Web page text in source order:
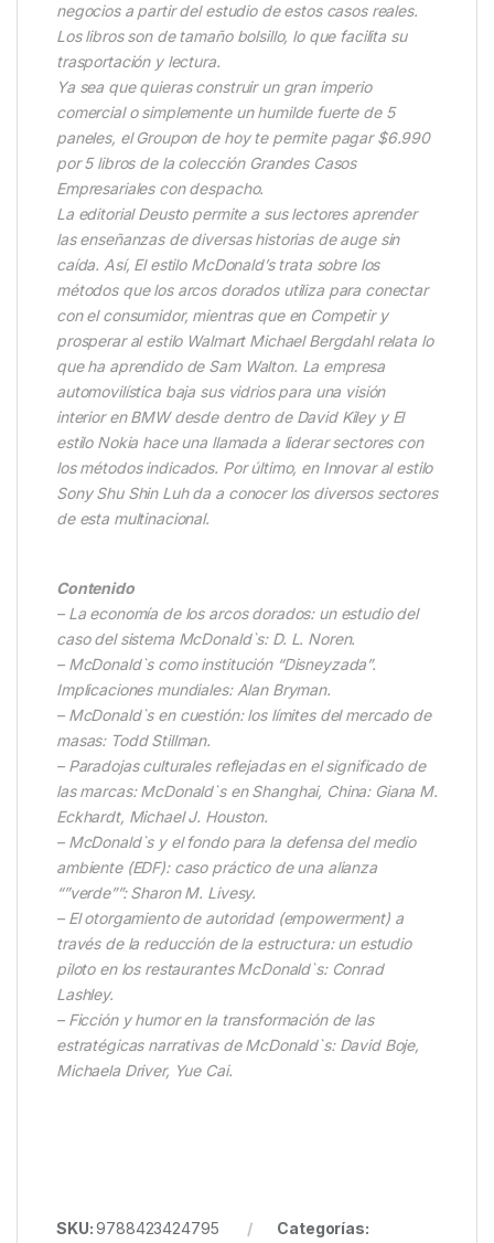
negocios a partir del estudio de estos casos reales.
Los libros son de tamaño bolsillo, lo que facilita su
trasportación y lectura.
Ya sea que quieras construir un gran imperio
comercial o simplemente un humilde fuerte de 5
paneles, el Groupon de hoy te permite pagar $6.990
por 5 libros de la colección Grandes Casos
Empresariales con despacho.
La editorial Deusto permite a sus lectores aprender
las enseñanzas de diversas historias de auge sin
caída. Así, El estilo McDonald’s trata sobre los
métodos que los arcos dorados utiliza para conectar
con el consumidor, mientras que en Competir y
prosperar al estilo Walmart Michael Bergdahl relata lo
que ha aprendido de Sam Walton. La empresa
automovilística baja sus vidrios para una visión
interior en BMW desde dentro de David Kiley y El
estilo Nokia hace una llamada a liderar sectores con
los métodos indicados. Por último, en Innovar al estilo
Sony Shu Shin Luh da a conocer los diversos sectores
de esta multinacional.
Contenido
– La economía de los arcos dorados: un estudio del
caso del sistema McDonald`s: D. L. Noren.
– McDonald`s como institución “Disneyzada”.
Implicaciones mundiales: Alan Bryman.
– McDonald`s en cuestión: los límites del mercado de
masas: Todd Stillman.
– Paradojas culturales reflejadas en el significado de
las marcas: McDonald`s en Shanghai, China: Giana M.
Eckhardt, Michael J. Houston.
– McDonald`s y el fondo para la defensa del medio
ambiente (EDF): caso práctico de una alianza
“”verde””: Sharon M. Livesy.
– El otorgamiento de autoridad (empowerment) a
través de la reducción de la estructura: un estudio
piloto en los restaurantes McDonald`s: Conrad
Lashley.
– Ficción y humor en la transformación de las
estratégicas narrativas de McDonald`s: David Boje,
Michaela Driver, Yue Cai.
SKU:9788423424795
Categorías: